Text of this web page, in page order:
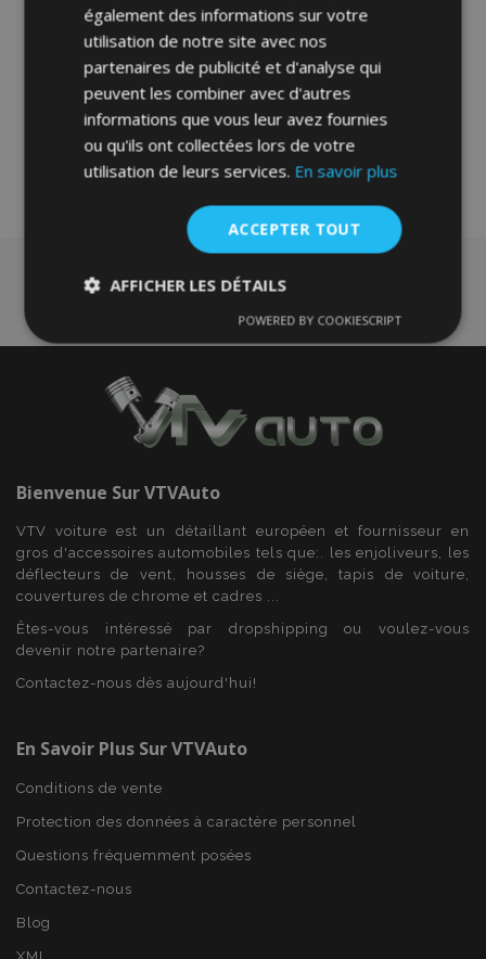
Ajouter Au Panier
Ajouter
à la
liste
d'achats
Bienvenue SurVTVAuto
VTV voiture est un détaillant européen et fournisseur en
gros d'accessoires automobiles tels que:. les enjoliveurs, les
déflecteurs de vent, housses de siège, tapis de voiture,
couvertures de chrome et cadres ...
Êtes-vous intéressé par dropshipping ou voulez-vous
devenir notre partenaire?
Contactez-nous dès aujourd'hui!
En Savoir Plus Sur VTVAuto
Conditions de vente
Protection des données à caractère personnel
Questions fréquemment posées
Contactez-nous
Blog
également des informations sur votre
utilisation de notre site avec nos
partenaires de publicité et d'analyse qui
peuvent les combiner avec d'autres
informations que vous leur avez fournies
ou qu'ils ont collectées lors de votre
utilisation de leurs services. En savoir plus
ACCEPTER TOUT
AFFICHER LES DÉTAILS
nécessaires
Performance Ciblage
Fonctionnalité
Strictement nécessaires
Performance
Les cookies strictement nécessaires habilitent des
connexion des utilisateurs et la gestion des
nécessaires.
Nom
mage-cache-sessid
Adobe Inc.
POWERED BY COOKIESCRIPT